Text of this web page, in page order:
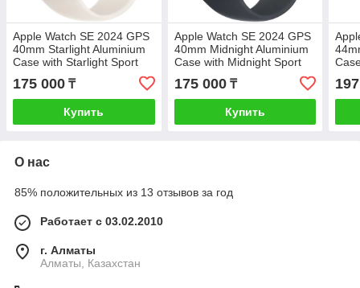
Apple Watch SE 2024 GPS
40mm Starlight Aluminium
Case with Starlight Sport
Band - M/L,Model A2722
(MXEG3QI/A)
175 000 ₸
Купить
Apple Watch SE 2024 GPS
40mm Midnight Aluminium
Case with Midnight Sport
Band - M/L,Model A2722
(MXE93QI/A)
175 000₸
Купить
О нас
85% положительных из 13 отзывов за год
Работает с 03.02.2010
г. Алматы
Алматы, Казахстан